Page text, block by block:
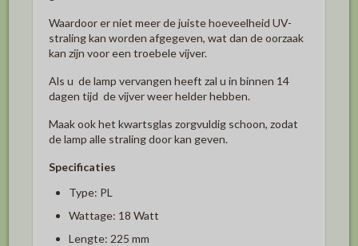
Waardoor er niet meer de juiste hoeveelheid UV-
straling kan worden afgegeven, wat dan de oorzaak
kan zijn voor een troebele vijver.
Als u de lamp vervangen heeft zal u in binnen 14
dagen tijd de vijver weer helder hebben.
Maak ook het kwartsglas zorgvuldig schoon, zodat
de lamp alle straling door kan geven.
Specificaties
Type: PL
Wattage: 18 Watt
Lengte: 225 mm